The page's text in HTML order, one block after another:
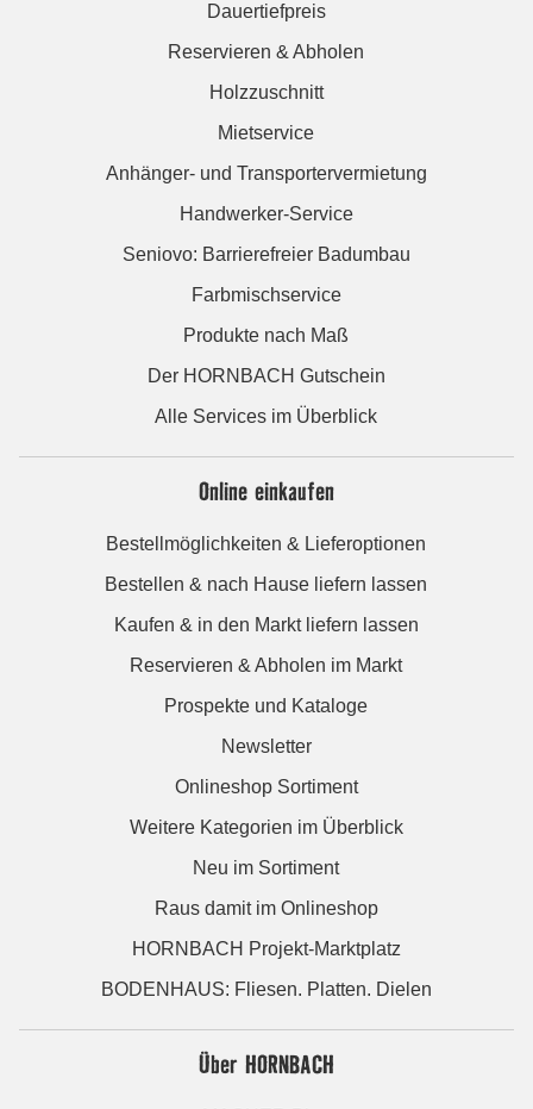
Dauertiefpreis
Reservieren & Abholen
Holzzuschnitt
Mietservice
Anhänger- und Transportervermietung
Handwerker-Service
Seniovo: Barrierefreier Badumbau
Farbmischservice
Produkte nach Maß
Der HORNBACH Gutschein
Alle Services im Überblick
Online einkaufen
Bestellmöglichkeiten & Lieferoptionen
Bestellen & nach Hause liefern lassen
Kaufen & in den Markt liefern lassen
Reservieren & Abholen im Markt
Prospekte und Kataloge
Newsletter
Onlineshop Sortiment
Weitere Kategorien im Überblick
Neu im Sortiment
Raus damit im Onlineshop
HORNBACH Projekt-Marktplatz
BODENHAUS: Fliesen. Platten. Dielen
Über HORNBACH